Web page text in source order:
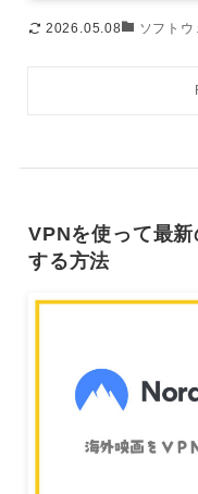
2026.05.08 ソフトウ
VPNを使って最
する方法